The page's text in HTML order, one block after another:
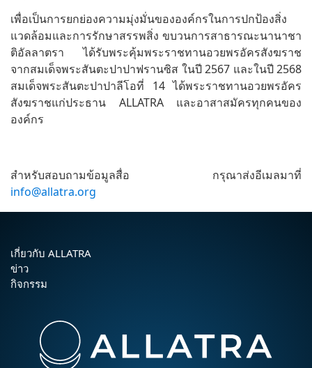
เพื่อเป็นการยกย่องความมุ่งมั่นขององค์กรในการปกป้องสิ่ง
แวดล้อมและการรักษาสรรพสิ่ง ขบวนการสาธารณะนานาชา
ติอัลลาตรา ได้รับพระคุ้มพระราชทานอวยพรอัครสังฆราช
จากสมเด็จพระสันตะปาปาฟรานซิส ในปี 2567 และในปี 2568
สมเด็จพระสันตะปาปาลีโอที่ 14 ได้พระราชทานอวยพรอัคร
สังฆราชแก่ประธาน ALLATRA และอาสาสมัครทุกคนของ
องค์กร
สำหรับสอบถามข้อมูลสื่อ กรุณาส่งอีเมลมาที่
info@allatra.org
เกี่ยวกับ ALLATRA
ข่าว
กิจกรรม